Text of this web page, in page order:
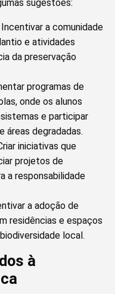
sugestões:
Incentivar a comunidade
e atividades
da preservação
programas de
onde os alunos
e participar
áreas degradadas.
iniciativas que
projetos de
a responsabilidade
a adoção de
residências e espaços
local.
à